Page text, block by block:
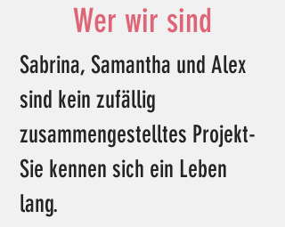
Wer wir sind
Sabrina, Samantha und Alex
sind kein zufällig
zusammengestelltes Projekt-
Sie kennen sich ein Leben
lang.